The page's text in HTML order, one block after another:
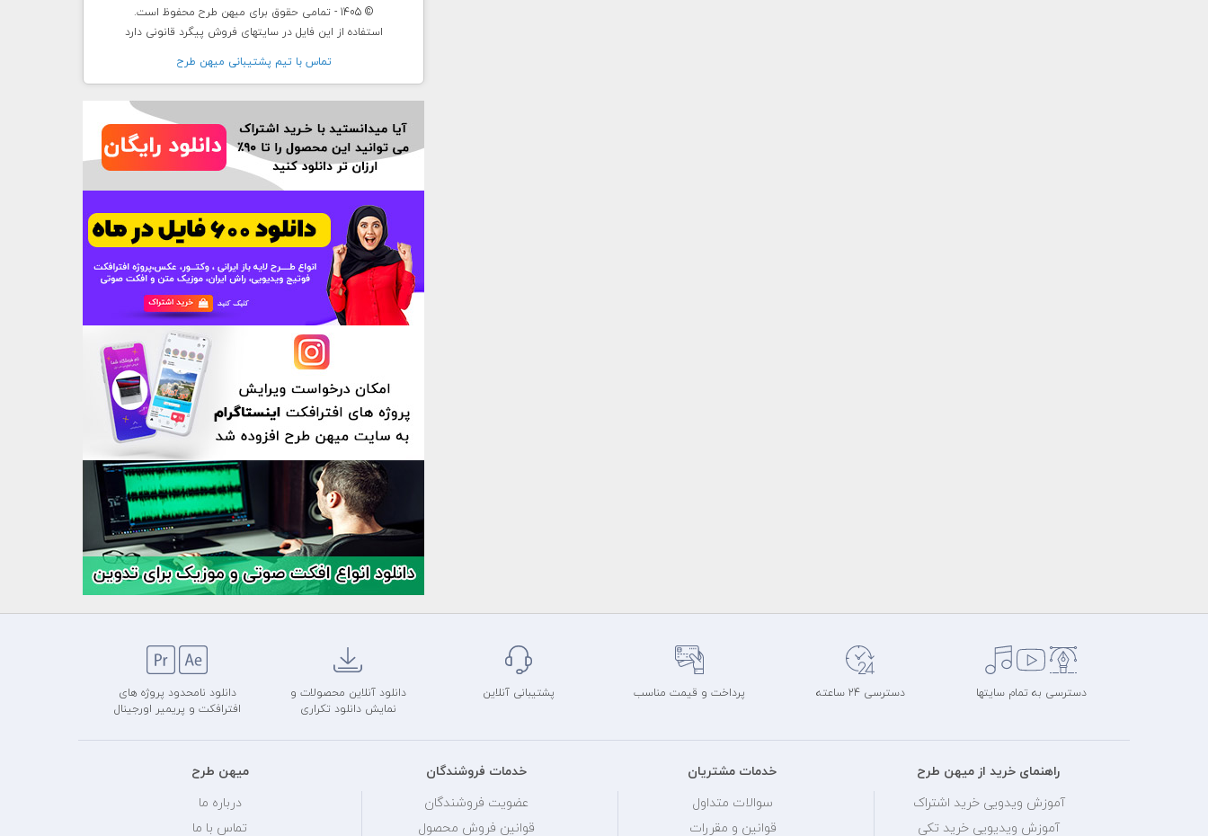
© 1405 - تمامی حقوق برای میهن طرح محفوظ است.
استفاده از این فایل در سایتهای فروش پیگرد قانونی دارد
تماس با تيم پشتيبانی ميهن طرح
دسترسی به تمام سایتها دسترسی 24 ساعته پرداخت و قیمت مناسب پشتیبانی آنلاین
دانلود آنلاین محصولات و
نمایش دانلود تکراری
دانلود نامحدود پروژه های
افترافکت و پریمیر اورجینال
راهنمای خرید از میهن طرح
آموزش ویدویی خرید اشتراک
آموزش ویدیویی خرید تکی
خدمات مشتریان
سوالات متداول
قوانین و مقررات
خدمات فروشندگان
عضویت فروشندگان
قوانین فروش محصول
میهن طرح
درباره ما
تماس با ما